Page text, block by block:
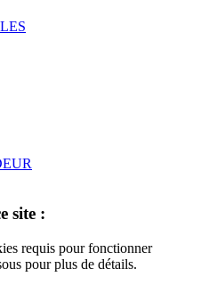
site :
requis pour fonctionner
pour plus de détails.